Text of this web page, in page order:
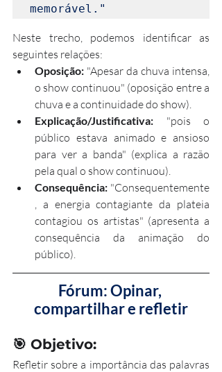
memorável."
Neste trecho, podemos identificar as
seguintes relações:
Oposição: "Apesar da chuva intensa,
o show continuou" (oposição entre a
chuva e a continuidade do show).
Explicação/Justificativa: "pois o
público estava animado e ansioso
para ver a banda" (explica a razão
pela qual o show continuou).
Consequência: "Consequentemente
, a energia contagiante da plateia
contagiou os artistas" (apresenta a
consequência da animação do
público).
Fórum: Opinar,
compartilhar e refletir
🎯 Objetivo:
Refletir sobre a importância das palavras